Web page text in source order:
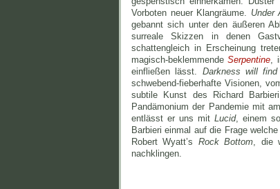
Vorboten neuer Klangräume. Under
gebannt sich unter den äußeren
surreale Skizzen in denen
schattengleich in Erscheinung
magisch-beklemmendeSerpentine ,
einfließen lässt. Darkness will find
schwebend-fieberhafte Visionen,
subtile Kunst des Richard
Pandämonium der Pandemie mit
entlässt er uns mitLucid, einem
Barbieri einmal auf die Frage
Robert Wyatt’s Rock Bottom , die
nachklingen.